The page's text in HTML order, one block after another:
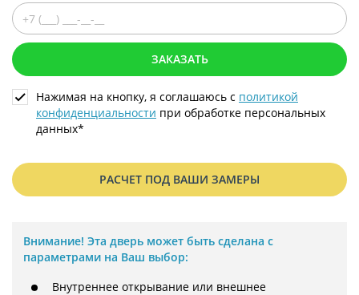
ЗАКАЗАТЬ
Нажимая на кнопку, я соглашаюсь с политикой
конфиденциальности при обработке персональных
данных*
РАСЧЕТ ПОД ВАШИ ЗАМЕРЫ
Внимание! Эта дверь может быть сделана с
параметрами на Ваш выбор:
Внутреннее открывание или внешнее